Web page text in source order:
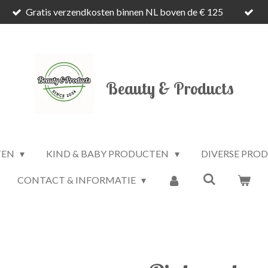
Gratis verzendkosten binnen NL boven de € 125
Beauty & Products
KIND & BABY PRODUCTEN DIVERSE
CONTACT & INFORMATIE